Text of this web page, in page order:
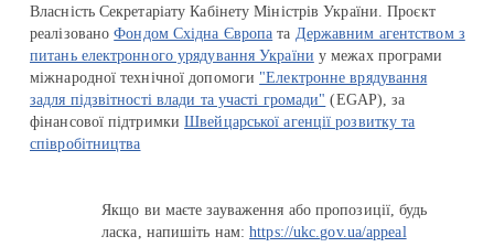
Власність Секретаріату Кабінету Міністрів України. Проєкт
реалізованоФондом Східна Європа та Державним агентством з
питань електронного урядування України у межах програми
міжнародної технічної допомоги "Електронне врядування
задля підзвітності влади та участі громади" (EGAP), за
фінансової підтримкиШвейцарської агенції розвитку та
співробітництва
Якщо ви маєте зауваження або пропозиції, будь
ласка, напишіть нам:https://ukc.gov.ua/appeal